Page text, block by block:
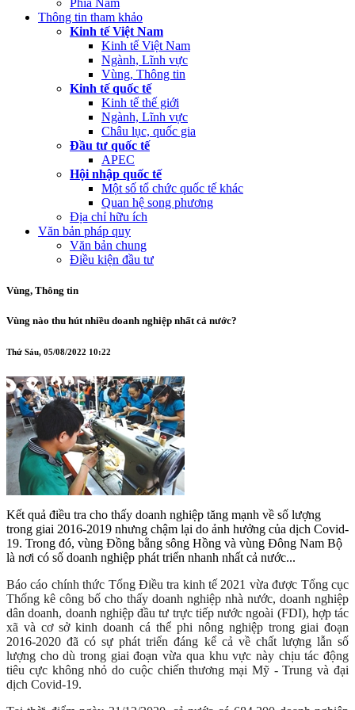
Phía Nam
Thông tin tham khảo
Kinh tế Việt Nam
Kinh tế Việt Nam
Ngành, Lĩnh vực
Vùng, Thông tin
Kinh tế quốc tế
Kinh tế thế giới
Ngành, Lĩnh vực
Châu lục, quốc gia
Đầu tư quốc tế
APEC
Hội nhập quốc tế
Một số tổ chức quốc tế khác
Quan hệ song phương
Địa chỉ hữu ích
Văn bản pháp quy
Văn bản chung
Điều kiện đầu tư
Vùng, Thông tin
Vùng nào thu hút nhiều doanh nghiệp nhất cả nước?
Thứ Sáu, 05/08/2022 10:22
Kết quả điều tra cho thấy doanh nghiệp tăng mạnh về số lượng
trong giai 2016-2019 nhưng chậm lại do ảnh hưởng của dịch Covid-
19. Trong đó, vùng Đồng bằng sông Hồng và vùng Đông Nam Bộ
là nơi có số doanh nghiệp phát triển nhanh nhất cả nước...
Báo cáo chính thức Tổng Điều tra kinh tế 2021 vừa được Tổng cục
Thống kê công bố cho thấy doanh nghiệp nhà nước, doanh nghiệp
dân doanh, doanh nghiệp đầu tư trực tiếp nước ngoài (FDI), hợp tác
xã và cơ sở kinh doanh cá thể phi nông nghiệp trong giai đoạn
2016-2020 đã có sự phát triển đáng kể cả về chất lượng lẫn số
lượng cho dù trong giai đoạn vừa qua khu vực này chịu tác động
tiêu cực không nhỏ do cuộc chiến thương mại Mỹ - Trung và đại
dịch Covid-19.